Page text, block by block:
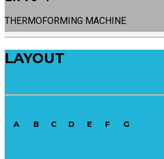
THERMOFORMING MACHINE
LAYOUT
A B C D E F G